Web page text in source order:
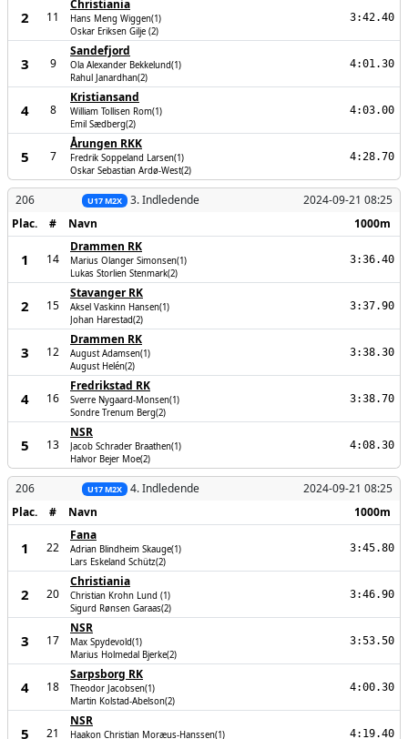
2 11
Christiania
Hans Meng Wiggen(1)
Oskar Eriksen Gilje (2)
3:42.40
3 9
Sandefjord
Ola Alexander Bekkelund(1)
Rahul Janardhan(2)
4:01.30
4 8
Kristiansand
William Tollisen Rom(1)
Emil Sædberg(2)
4:03.00
5 7
Årungen RKK
Fredrik Soppeland Larsen(1)
Oskar Sebastian Ardø-West(2)
4:28.70
206 U17 M2X 3. Indledende
2024-09-21 08:25
Plac.
# Navn 1000m
1 14
Drammen RK
Marius Olanger Simonsen(1)
Lukas Storlien Stenmark(2)
3:36.40
2 15
Stavanger RK
Aksel Vaskinn Hansen(1)
Johan Harestad(2)
3:37.90
3 12
Drammen RK
August Adamsen(1)
August Helén(2)
3:38.30
4 16
Fredrikstad RK
Sverre Nygaard-Monsen(1)
Sondre Trenum Berg(2)
3:38.70
5 13
NSR
Jacob Schrader Braathen(1)
Halvor Bejer Moe(2)
4:08.30
206 U17 M2X 4. Indledende
2024-09-21 08:25
Plac.
# Navn 1000m
1 22
Fana
Adrian Blindheim Skauge(1)
Lars Eskeland Schütz(2)
3:45.80
2 20
Christiania
Christian Krohn Lund (1)
Sigurd Rønsen Garaas(2)
3:46.90
3 17
NSR
Max Spydevold(1)
Marius Holmedal Bjerke(2)
3:53.50
4 18
Sarpsborg RK
Theodor Jacobsen(1)
Martin Kolstad-Abelson(2)
4:00.30
5 21
NSR
Haakon Christian Moræus-Hanssen(1)
4:19.40